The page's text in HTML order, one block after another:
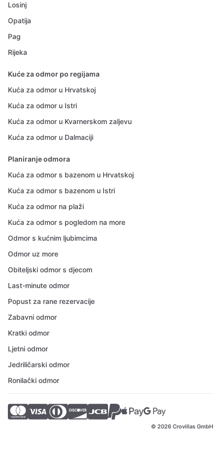
Losinj
Opatija
Pag
Rijeka
Kuće za odmor po regijama
Kuća za odmor u Hrvatskoj
Kuća za odmor u Istri
Kuća za odmor u Kvarnerskom zaljevu
Kuća za odmor u Dalmaciji
Planiranje odmora
Kuća za odmor s bazenom u Hrvatskoj
Kuća za odmor s bazenom u Istri
Kuća za odmor na plaži
Kuća za odmor s pogledom na more
Odmor s kućnim ljubimcima
Odmor uz more
Obiteljski odmor s djecom
Last-minute odmor
Popust za rane rezervacije
Zabavni odmor
Kratki odmor
Ljetni odmor
Jedriličarski odmor
Ronilački odmor
© 2026 Crovillas GmbH